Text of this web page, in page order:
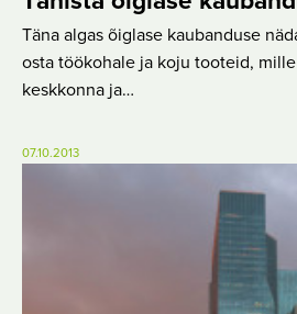
Täna algas õiglase kaubanduse
osta töökohale ja koju tooteid,
keskkonna ja…
07.10.2013